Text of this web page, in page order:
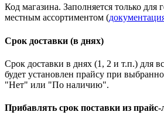
Код магазина. Заполняется только для
местным ассортиментом (
Срок доставки (в днях)
Срок доставки в днях (1, 2 и т.п.) для
будет установлен прайсу при
"Нет" или "По наличию".
Прибавлять срок поставки из прайс-